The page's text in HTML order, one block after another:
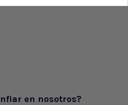
en nosotros?